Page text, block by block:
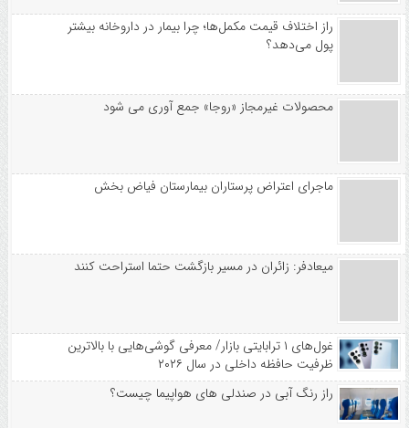
راز اختلاف قیمت مکمل‌ها؛ چرا بیمار در داروخانه بیشتر
پول می‌دهد؟
محصولات غیرمجاز «روجا» جمع آوری می شود
ماجرای اعتراض پرستاران بیمارستان فیاض بخش
میعادفر: زائران در مسیر بازگشت حتما استراحت کنند
غول‌های ۱ ترابایتی بازار/ معرفی گوشی‌هایی با بالاترین
ظرفیت حافظه داخلی در سال ۲۰۲۶
راز رنگ آبی در صندلی های هواپیما چیست؟